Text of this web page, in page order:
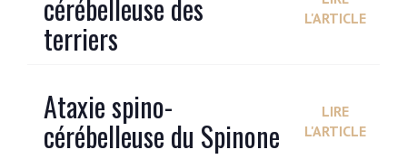
cérébelleuse des
terriers
L'ARTICLE
Ataxie spino-
cérébelleuse du Spinone
LIRE
L'ARTICLE